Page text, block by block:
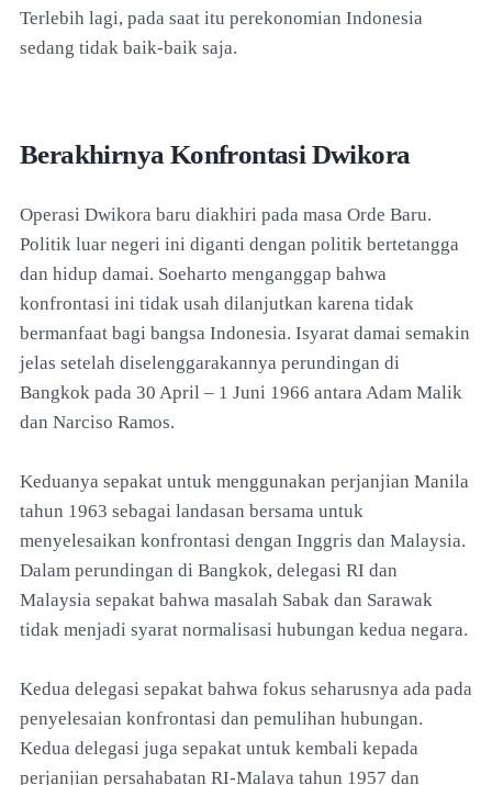
Terlebih lagi, pada saat itu perekonomian Indonesia
sedang tidak baik-baik saja.
Berakhirnya Konfrontasi Dwikora
Operasi Dwikora baru diakhiri pada masa Orde Baru.
Politik luar negeri ini diganti dengan politik bertetangga
dan hidup damai. Soeharto menganggap bahwa
konfrontasi ini tidak usah dilanjutkan karena tidak
bermanfaat bagi bangsa Indonesia. Isyarat damai semakin
jelas setelah diselenggarakannya perundingan di
Bangkok pada 30 April – 1 Juni 1966 antara Adam Malik
dan Narciso Ramos.
Keduanya sepakat untuk menggunakan perjanjian Manila
tahun 1963 sebagai landasan bersama untuk
menyelesaikan konfrontasi dengan Inggris dan Malaysia.
Dalam perundingan di Bangkok, delegasi RI dan
Malaysia sepakat bahwa masalah Sabak dan Sarawak
tidak menjadi syarat normalisasi hubungan kedua negara.
Kedua delegasi sepakat bahwa fokus seharusnya ada pada
penyelesaian konfrontasi dan pemulihan hubungan.
Kedua delegasi juga sepakat untuk kembali kepada
perjanjian persahabatan RI-Malaya tahun 1957 dan